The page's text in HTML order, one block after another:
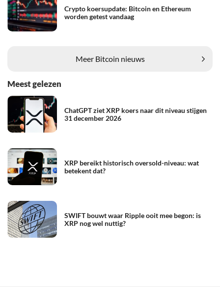
Crypto koersupdate: Bitcoin en Ethereum
worden getest vandaag
Meer Bitcoin nieuws
Meest gelezen
ChatGPT ziet XRP koers naar dit niveau stijgen
31 december 2026
XRP bereikt historisch oversold-niveau: wat
betekent dat?
SWIFT bouwt waar Ripple ooit mee begon: is
XRP nog wel nuttig?